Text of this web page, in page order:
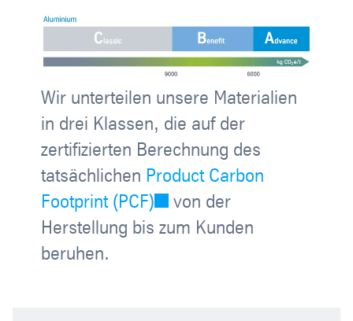
Wir unterteilen unsere Materialien
in drei Klassen, die auf der
zertifizierten Berechnung des
tatsächlichen Product Carbon
Footprint (PCF)
von der
Herstellung bis zum Kunden
beruhen.